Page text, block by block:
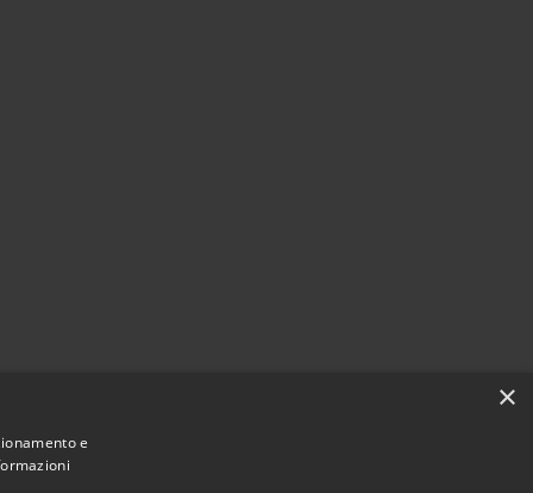
×
e